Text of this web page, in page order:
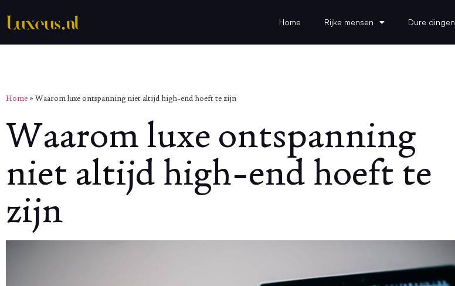
Home Rijke mensen Dure dingen
Home » Waarom luxe ontspanning niet altijd high-end hoeft te zijn
Waarom luxe ontspanning
niet altijd high-end hoeft te
zijn